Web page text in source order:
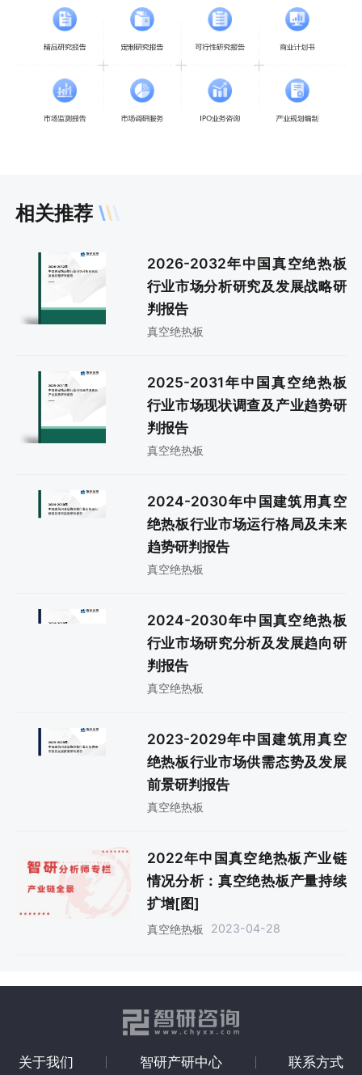
相关推荐
2026-2032年中国真空绝热板
行业市场分析研究及发展战略研
判报告
真空绝热板
2025-2031年中国真空绝热板
行业市场现状调查及产业趋势研
判报告
真空绝热板
2024-2030年中国建筑用真空
绝热板行业市场运行格局及未来
趋势研判报告
真空绝热板
2024-2030年中国真空绝热板
行业市场研究分析及发展趋向研
判报告
真空绝热板
2023-2029年中国建筑用真空
绝热板行业市场供需态势及发展
前景研判报告
真空绝热板
2022年中国真空绝热板产业链
情况分析：真空绝热板产量持续
扩增[图]
真空绝热板 2023-04-28
关于我们 智研产研中心 联系方式